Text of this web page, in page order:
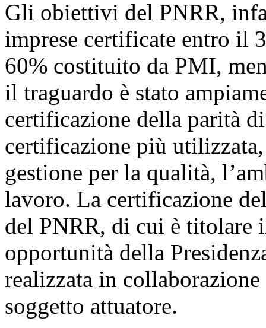
Gli obiettivi del PNRR,
imprese certificate entro il
60% costituito da PMI,
il traguardo è stato
certificazione della parità
certificazione più
gestione per la qualità,
lavoro. La certificazione
del PNRR, di cui è titolare
opportunità della
realizzata in
soggetto attuatore.